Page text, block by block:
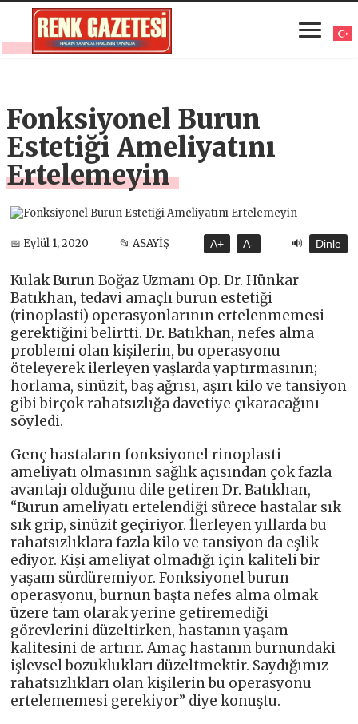
Fonksiyonel Burun
Estetiği Ameliyatını
Ertelemeyin
📅 Eylül 1, 2020 📂 ASAYİŞ A+ A- 🔊 Dinle
Kulak Burun Boğaz Uzmanı Op. Dr. Hünkar
Batıkhan, tedavi amaçlı burun estetiği
(rinoplasti) operasyonlarının ertelenmemesi
gerektiğini belirtti. Dr. Batıkhan, nefes alma
problemi olan kişilerin, bu operasyonu
öteleyerek ilerleyen yaşlarda yaptırmasının;
horlama, sinüzit, baş ağrısı, aşırı kilo ve tansiyon
gibi birçok rahatsızlığa davetiye çıkaracağını
söyledi.
Genç hastaların fonksiyonel rinoplasti
ameliyatı olmasının sağlık açısından çok fazla
avantajı olduğunu dile getiren Dr. Batıkhan,
“Burun ameliyatı ertelendiği sürece hastalar sık
sık grip, sinüzit geçiriyor. İlerleyen yıllarda bu
rahatsızlıklara fazla kilo ve tansiyon da eşlik
ediyor. Kişi ameliyat olmadığı için kaliteli bir
yaşam sürdüremiyor. Fonksiyonel burun
operasyonu, burnun başta nefes alma olmak
üzere tam olarak yerine getiremediği
görevlerini düzeltirken, hastanın yaşam
kalitesini de artırır. Amaç hastanın burnundaki
işlevsel bozuklukları düzeltmektir. Saydığımız
rahatsızlıkları olan kişilerin bu operasyonu
ertelememesi gerekiyor” diye konuştu.